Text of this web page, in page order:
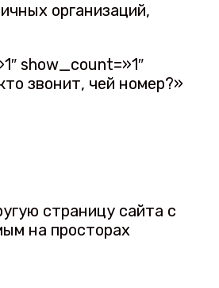
организаций,
show_count=»1″
звонит, чей номер?»
страницу сайта с
на просторах